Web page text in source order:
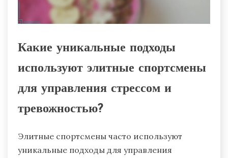
Какие уникальные подходы
используют элитные спортсмены
для управления стрессом и
тревожностью?
Элитные спортсмены часто используют
уникальные подходы для управления